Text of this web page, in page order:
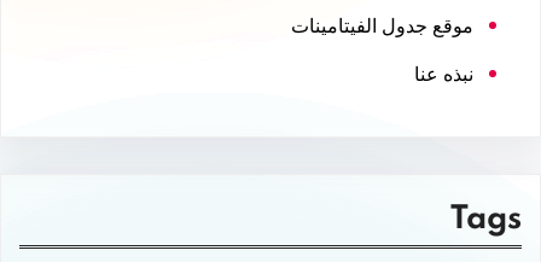
موقع جدول الفيتامينات
نبذه عنا
Tags